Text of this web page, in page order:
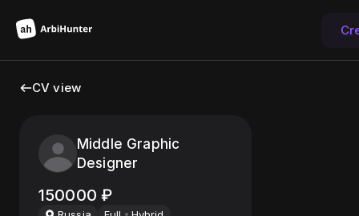
CV view
Middle Graphic
Designer
150000 ₽